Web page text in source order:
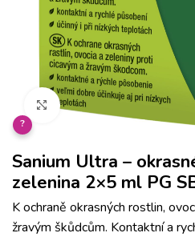
Klikněte pro zvětšení
?
Sanium Ultra –
zelenina 2×5 ml PG
K ochraně okrasných rostlin,
žravým škůdcům. Kontaktní a